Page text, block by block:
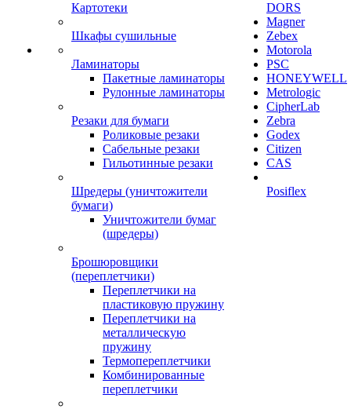
Картотеки
Шкафы сушильные
Ламинаторы
Пакетные ламинаторы
Рулонные ламинаторы
Резаки для бумаги
Роликовые резаки
Сабельные резаки
Гильотинные резаки
Шредеры (уничтожители
бумаги)
Уничтожители бумаг
(шредеры)
Брошюровщики
(переплетчики)
Переплетчики на
пластиковую пружину
Переплетчики на
металлическую
пружину
Термопереплетчики
Комбинированные
переплетчики
DORS
Magner
Zebex
Motorola
PSC
HONEYWELL
Metrologic
CipherLab
Zebra
Godex
Citizen
CAS
Posiflex